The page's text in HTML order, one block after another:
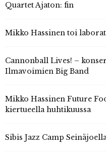
Quartet Ajaton: fin
Mikko Hassinen toi
Cannonball Lives! –
Ilmavoimien Big Band
Mikko Hassinen Future
kiertueella huhtikuussa
Sibis Jazz Camp